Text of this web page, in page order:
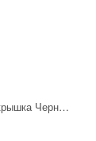
Жаровня 5,0л стеклянная крышка Черный гр